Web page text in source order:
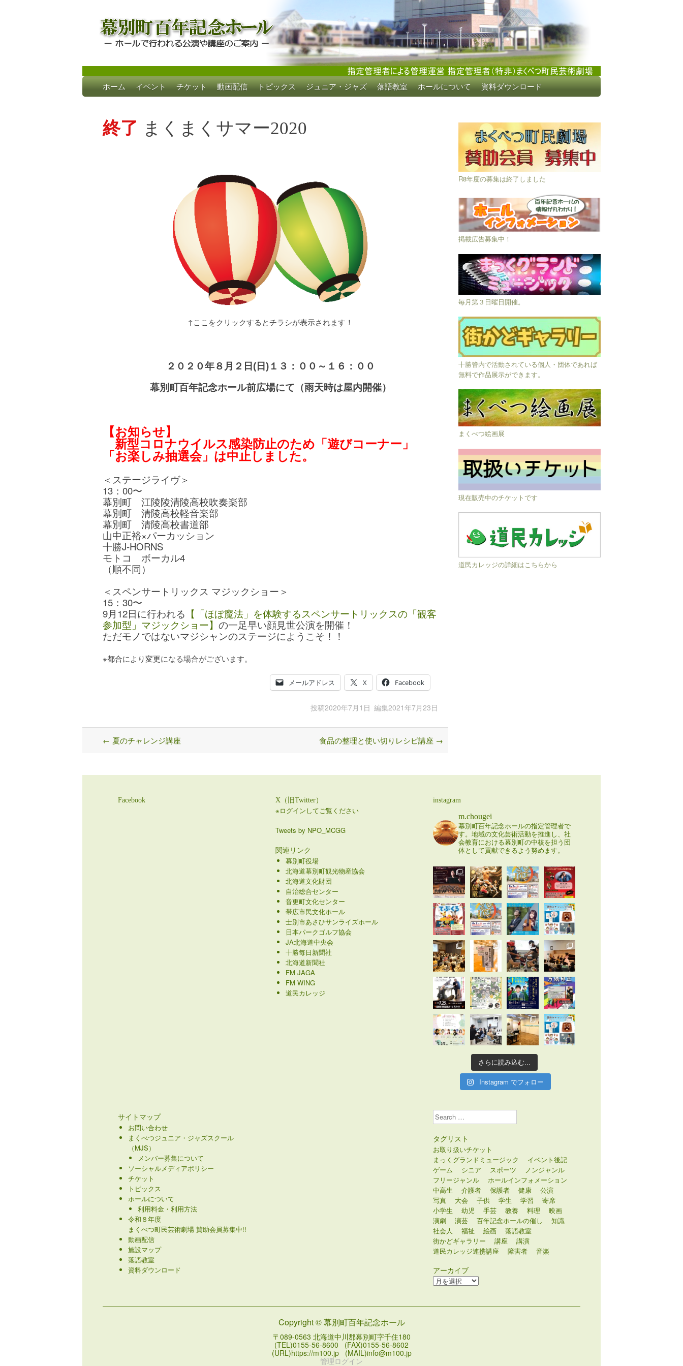
幕別町百年記念ホール
ホールで行われる公演や講座のご案内
Skip
to
ホーム イベント チケット 動画配信 トピックス ジュニア・ジャズ 落語教室 ホールについて 資料ダウンロード
終了 まくまくサマー2020
↑ここをクリックするとチラシが表示されます！
２０２０年８月２ 日(日)１３：００～１６：００
幕別町百年記念ホール前広場にて（雨天時は屋内開催）
【お知らせ】
新型コロナウイルス感染防止のため「遊びコーナー」
「お楽しみ抽選会」は中止しました。
＜ステージライヴ＞
13：00〜
幕別町 江陵陵清陵高校吹奏楽部
幕別町 清陵高校軽音楽部
幕別町 清陵高校書道部
山中正裕×パーカッション
十勝J-HORNS
モトコ ボーカル4
（順不同）
＜スペンサートリックス マジックショー＞
15：30〜
9月12日に行われる 【「ほぼ魔法」を体験するスペンサートリックスの「観客
参加型」マジックショー】 の一足早い顔見世公演を開催！
ただモノではないマジシャンのステージにようこそ！！
※都合により変更になる場合がございます。
メールアドレス X Facebook
投稿2020年7月1日 編集2021年7月23日
Post
← 夏のチャレンジ講座 食品の整理と使い切りレシピ講座 →
R8年度の募集は終了しました
掲載広告募集中！
毎月第３日曜日開催。
十勝管内で活動されている個人・団体であれば
無料で作品展示ができます。
まくべつ絵画展
現在販売中のチケットです
道民カレッジの詳細はこちらから
Facebook
サイトマップ
お問い合わせ
まくべつジュニア・ジャズスクール
（MJS）
メンバー募集について
ソーシャルメディアポリシー
チケット
トピックス
ホールについて
利用料金・利用方法
令和８年度
まくべつ町民芸術劇場 賛助会員募集中!!
動画配信
施設マップ
落語教室
資料ダウンロード
X（旧Twitter）
※ログインしてご覧ください
Tweets by NPO_MCGG
関連リンク
幕別町役場
北海道幕別町観光物産協会
北海道文化財団
自治総合センター
音更町文化センター
帯広市民文化ホール
士別市あさひサンライズホール
日本パークゴルフ協会
JA北海道中央会
十勝毎日新聞社
北海道新聞社
FM JAGA
FM WING
道民カレッジ
instagram
m.chougei
幕別町百年記念ホールの指定管理者で
す。地域の文化芸術活動を推進し、社
会教育における幕別町の中核を担う団
体として貢献できるよう努めます。
さらに読み込む...
Instagram でフォロー
Search
タグリスト
お取り扱いチケット
まっくグランドミュージック
イベント後記
ゲーム
シニア スポーツ
ノンジャンル
フリージャンル
ホールインフォメーション
中高生
介護者 保護者 健康
公演
写真
大会 子供 学生 学習
寄席
小学生
幼児 手芸 教養 料理
映画
演劇
演芸 百年記念ホールの催し
知識
社会人
福祉 絵画
落語教室
街かどギャラリー
講座
講演
道民カレッジ連携講座
障害者 音楽
アーカイブ
ア
Copyright © 幕別町百年記念ホール
〒089-0563 北海道中川郡幕別町字千住180
(TEL)0155-56-8600 (FAX)0155-56-8602
(URL)https://m100.jp (MAIL)info@m100.jp
管理ログイン